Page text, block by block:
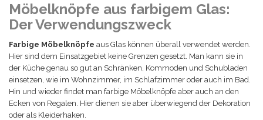
Möbelknöpfe aus farbigem Glas:
Der Verwendungszweck
Farbige Möbelknöpfe aus Glas können überall verwendet werden.
Hier sind dem Einsatzgebiet keine Grenzen gesetzt. Man kann sie in
der Küche genau so gut an Schränken, Kommoden und Schubladen
einsetzen, wie im Wohnzimmer, im Schlafzimmer oder auch im Bad.
Hin und wieder findet man farbige Möbelknöpfe aber auch an den
Ecken von Regalen. Hier dienen sie aber überwiegend der Dekoration
oder als Kleiderhaken.